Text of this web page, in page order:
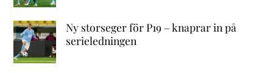
Ny storseger för P19 – knaprar in på
serieledningen